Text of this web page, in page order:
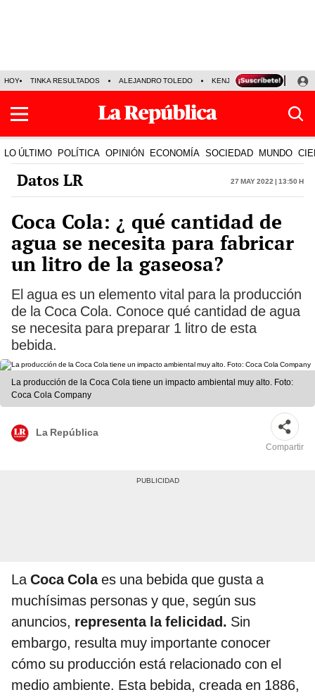
HOY TINKA RESULTADOS ALEJANDRO TOLEDO KENJI FUJIMORI
LO ÚLTIMO POLÍTICA OPINIÓN ECONOMÍA SOCIEDAD MUNDO
Datos LR 27 May 2022 | 13:50 h
Coca Cola: ¿ qué cantidad de
agua se necesita para fabricar
un litro de la gaseosa?
El agua es un elemento vital para la producción
de la Coca Cola. Conoce qué cantidad de agua
se necesita para preparar 1 litro de esta
bebida.
La producción de la Coca Cola tiene un impacto ambiental muy alto. Foto:
Coca Cola Company
La República
Compartir
LaCoca Colaes una bebida que gusta a
muchísimas personas y que, según sus
anuncios, representa la felicidad. Sin
embargo, resulta muy importante conocer
cómo su producción está relacionado con el
medio ambiente. Esta bebida, creada en 1886,